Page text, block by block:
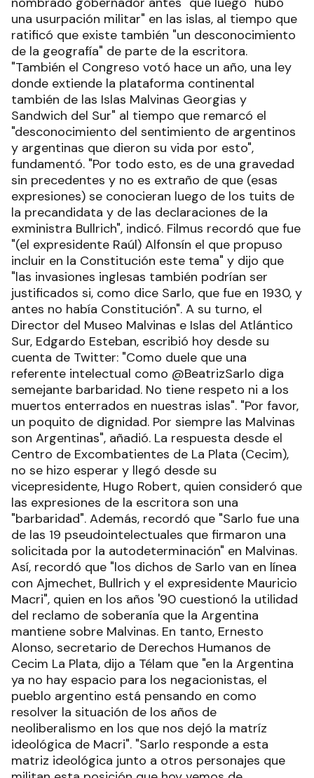
una usurpación militar" en las islas, al tiempo que
ratificó que existe también "un desconocimiento
de la geografía" de parte de la escritora.
"También el Congreso votó hace un año, una ley
donde extiende la plataforma continental
también de las Islas Malvinas Georgias y
Sandwich del Sur" al tiempo que remarcó el
"desconocimiento del sentimiento de argentinos
y argentinas que dieron su vida por esto",
fundamentó. "Por todo esto, es de una gravedad
sin precedentes y no es extraño de que (esas
expresiones) se conocieran luego de los tuits de
la precandidata y de las declaraciones de la
exministra Bullrich", indicó. Filmus recordó que fue
"(el expresidente Raúl) Alfonsín el que propuso
incluir en la Constitución este tema" y dijo que
"las invasiones inglesas también podrían ser
justificados si, como dice Sarlo, que fue en 1930, y
antes no había Constitución". A su turno, el
Director del Museo Malvinas e Islas del Atlántico
Sur, Edgardo Esteban, escribió hoy desde su
cuenta de Twitter: "Como duele que una
referente intelectual como @BeatrizSarlo diga
semejante barbaridad. No tiene respeto ni a los
muertos enterrados en nuestras islas". "Por favor,
un poquito de dignidad. Por siempre las Malvinas
son Argentinas", añadió. La respuesta desde el
Centro de Excombatientes de La Plata (Cecim),
no se hizo esperar y llegó desde su
vicepresidente, Hugo Robert, quien consideró que
las expresiones de la escritora son una
"barbaridad". Además, recordó que "Sarlo fue una
de las 19 pseudointelectuales que firmaron una
solicitada por la autodeterminación" en Malvinas.
Así, recordó que "los dichos de Sarlo van en línea
con Ajmechet, Bullrich y el expresidente Mauricio
Macri", quien en los años '90 cuestionó la utilidad
del reclamo de soberanía que la Argentina
mantiene sobre Malvinas. En tanto, Ernesto
Alonso, secretario de Derechos Humanos de
Cecim La Plata, dijo a Télam que "en la Argentina
ya no hay espacio para los negacionistas, el
pueblo argentino está pensando en como
resolver la situación de los años de
neoliberalismo en los que nos dejó la matríz
ideológica de Macri". "Sarlo responde a esta
matriz ideológica junto a otros personajes que